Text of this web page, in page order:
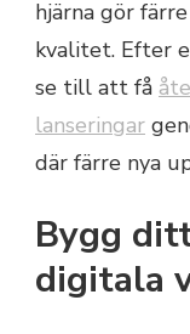
hjärna gör
kvalitet. Efter
se till att få
lanseringar
där färre nya
Bygg
digitala